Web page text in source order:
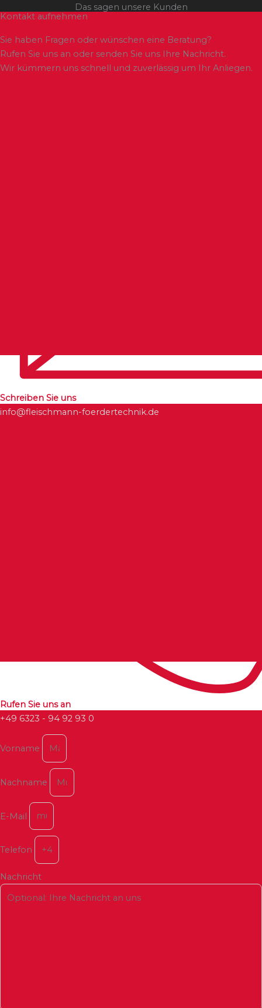
Das sagen unsere Kunden
Kontakt aufnehmen
Sie haben Fragen oder wünschen eine Beratung?
Rufen Sie uns an oder senden Sie uns Ihre Nachricht.
Wir kümmern uns schnell und zuverlässig um Ihr Anliegen.
Schreiben Sie uns
info@fleischmann-foerdertechnik.de
Rufen Sie uns an
+49 6323 - 94 92 93 0
Vorname
Nachname
E-Mail
Telefon
Nachricht